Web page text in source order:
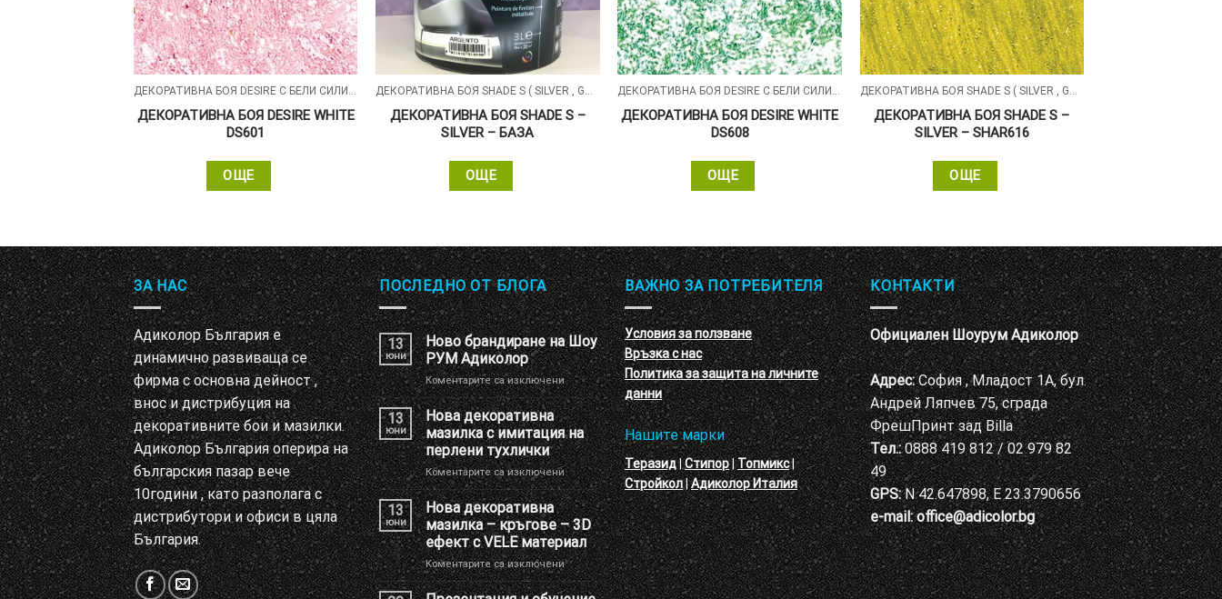
ДЕКОРАТИВНА БОЯ DESIRE WHITE
DS601
ОЩЕ
ДЕКОРАТИВНА БОЯ SHADE S –
SILVER – БАЗА
ОЩЕ
ДЕКОРАТИВНА БОЯ DESIRE WHITE
DS608
ОЩЕ
ДЕКОРАТИВНА БОЯ SHADE S –
SILVER – SHAR616
ОЩЕ
ЗА НАС
Адиколор България е
динамично развиваща се
фирма с основна дейност ,
внос и дистрибуция на
декоративните бои и мазилки.
Адиколор България оперира на
българския пазар вече
10години , като разполага с
дистрибутори и офиси в цяла
България.
ПОСЛЕДНО ОТ БЛОГА
13
юни
Ново брандиране на Шоу
РУМ Адиколор
Коментарите са изключениза
Ново
брандиране
на
Шоу
РУМ
Адиколор
13
юни
Нова декоративна
мазилка с имитация на
перлени тухлички
Коментарите са изключениза
Нова
декоративна
мазилка
с
имитация
на
перлени
тухлички
13
юни
Нова декоративна
мазилка – кръгове – 3D
ефект с VELE материал
Коментарите са изключениза
Нова
декоративна
ВАЖНО ЗА ПОТРЕБИТЕЛЯ
Условия за ползване
Връзка с нас
Политика за защита на личните
данни
Нашите марки
Теразид|Стипор|Топмикс|
Стройкол|Адиколор Италия
КОНТАКТИ
Официален Шоурум Адиколор
Адрес:София , Младост 1А, бул.
Андрей Ляпчев 75, сграда
ФрешПринт зад Billa
Тел.:0888 419 812 / 02 979 82
49
GPS:N 42.647898, E 23.3790656
e-mail: office@adicolor.bg